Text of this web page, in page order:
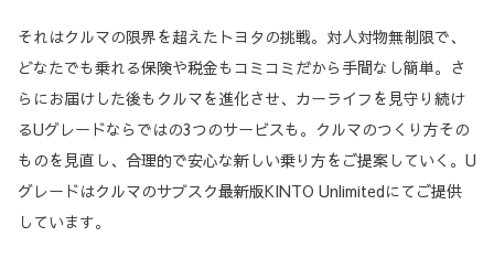
それはクルマの限界を超えたトヨタの挑戦。対人対物無制限で、
どなたでも乗れる保険や税金もコミコミだから手間なし簡単。さ
らにお届けした後もクルマを進化させ、カーライフを見守り続け
るUグレードならではの3つのサービスも。クルマのつくり方その
ものを見直し、合理的で安心な新しい乗り方をご提案していく。U
グレードはクルマのサブスク最新版KINTO Unlimitedにてご提供
しています。